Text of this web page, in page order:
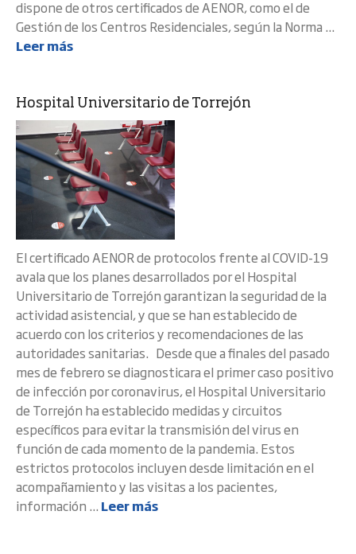
dispone de otros certificados de AENOR, como el de
Gestión de los Centros Residenciales, según la Norma ...
Leer más
Hospital Universitario de Torrejón
El certificado AENOR de protocolos frente al COVID-19
avala que los planes desarrollados por el Hospital
Universitario de Torrejón garantizan la seguridad de la
actividad asistencial, y que se han establecido de
acuerdo con los criterios y recomendaciones de las
autoridades sanitarias. Desde que a finales del pasado
mes de febrero se diagnosticara el primer caso positivo
de infección por coronavirus, el Hospital Universitario
de Torrejón ha establecido medidas y circuitos
específicos para evitar la transmisión del virus en
función de cada momento de la pandemia. Estos
estrictos protocolos incluyen desde limitación en el
acompañamiento y las visitas a los pacientes,
información ... Leer más